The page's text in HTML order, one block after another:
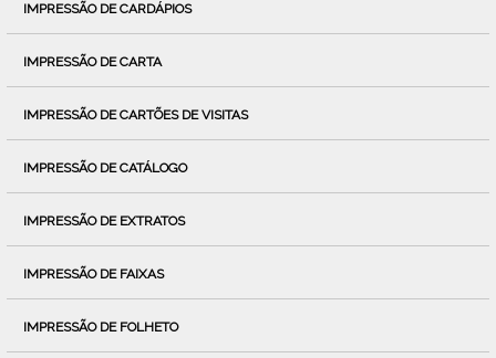
IMPRESSÃO DE CARDÁPIOS
IMPRESSÃO DE CARTA
IMPRESSÃO DE CARTÕES DE VISITAS
IMPRESSÃO DE CATÁLOGO
IMPRESSÃO DE EXTRATOS
IMPRESSÃO DE FAIXAS
IMPRESSÃO DE FOLHETO